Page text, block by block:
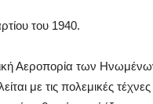
του 1940.
Αεροπορία των
με τις πολεμικές